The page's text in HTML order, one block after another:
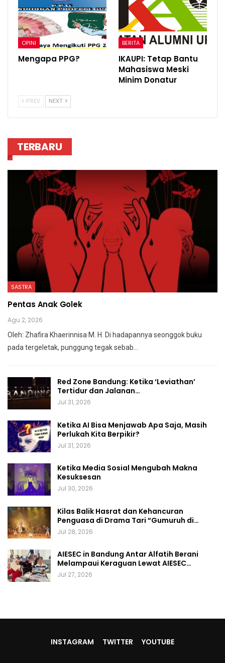
OPINI
Mengapa PPG?
BERITA
IKAUPI: Tetap Bantu
Mahasiswa Meski
Minim Donatur
PREV NEXT
TERBARU
SASTRA
Pentas Anak Golek
Agu 2, 2026
Oleh: Zhafira Khaerinnisa M. H.
Di hadapannya seonggok buku
pada tergeletak, punggung tegaksebab
Red Zone Bandung: Ketika ‘Leviathan’
Tertidur dan Jalanan…
Jul 31, 2026
Ketika AI Bisa Menjawab Apa Saja, Masih
Perlukah Kita Berpikir?
Jul 31, 2026
Ketika Media Sosial Mengubah Makna
Kesuksesan
Jul 30, 2026
Kilas Balik Hasrat dan Kehancuran
Penguasa di Drama Tari “Gumuruh di…
Jul 28, 2026
AIESEC in Bandung Antar Alfatih Berani
Melampaui Keraguan Lewat AIESEC…
Jul 27, 2026
INSTAGRAM TWITTER YOUTUBE